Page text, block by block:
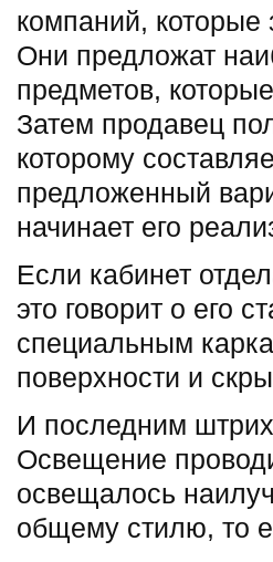
компаний,
Они предложат
предметов,
Затем продавец
которому
предложенный
начинает его
Если кабинет
это говорит о его
специальным
поверхности и
И последним
Освещение
освещалось
общему стилю, то